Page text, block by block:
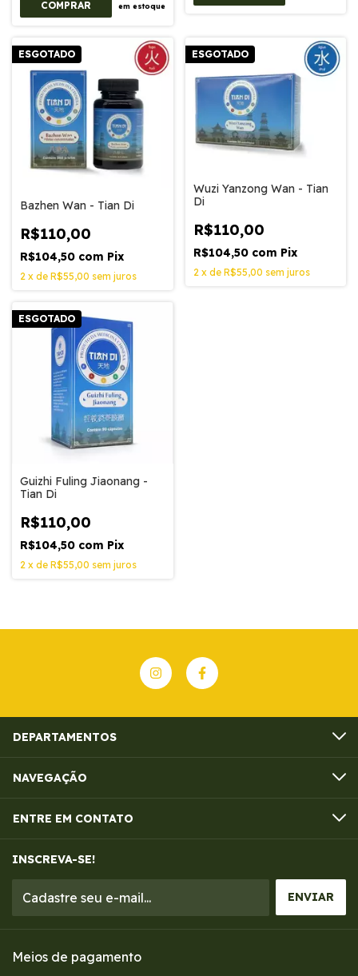
em estoque
ESGOTADO
Bazhen Wan - Tian Di
R$110,00
R$104,50 com Pix
2 x de R$55,00 sem juros
ESGOTADO
Wuzi Yanzong Wan - Tian
Di
R$110,00
R$104,50 com Pix
2 x de R$55,00 sem juros
ESGOTADO
Guizhi Fuling Jiaonang -
Tian Di
R$110,00
R$104,50 com Pix
2 x de R$55,00 sem juros
DEPARTAMENTOS
NAVEGAÇÃO
ENTRE EM CONTATO
INSCREVA-SE!
Meios de pagamento